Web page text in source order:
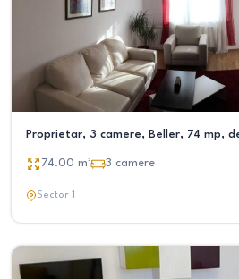
Proprietar, 3 camere, Beller, 74 mp,
74.00 m² 3 camere
Sector 1